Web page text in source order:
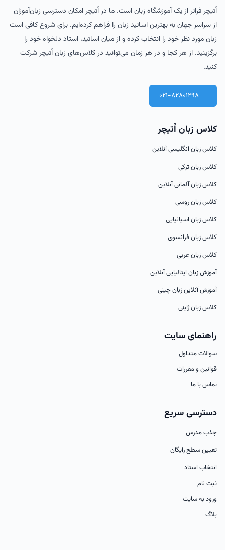
اُتیچر فراتر از یک آموزشگاه زبان است. ما در اُتیچر امکان دسترسی زبان‌آموزان
از سراسر جهان به بهترین اساتید زبان را فراهم کرده‌ایم. برای شروع کافی است
زبان مورد نظر خود را انتخاب کرده و از میان اساتید، استاد دلخواه خود را
برگزینید. از هر کجا و در هر زمان می‌توانید در کلاس‌های زبان اُتیچر شرکت
کنید.
021-82801298
کلاس زبان اُتیچر
کلاس زبان انگلیسی آنلاین
کلاس زبان ترکی
کلاس زبان آلمانی آنلاین
کلاس زبان روسی
کلاس زبان اسپانیایی
کلاس زبان فرانسوی
کلاس زبان عربی
آموزش زبان ایتالیایی آنلاین
آموزش آنلاین زبان چینی
کلاس زبان ژاپنی
راهنمای سایت
سوالات متداول
قوانین و مقررات
تماس با ما
دسترسی سریع
جذب مدرس
تعیین سطح رایگان
انتخاب استاد
ثبت نام
ورود به سایت
بلاگ